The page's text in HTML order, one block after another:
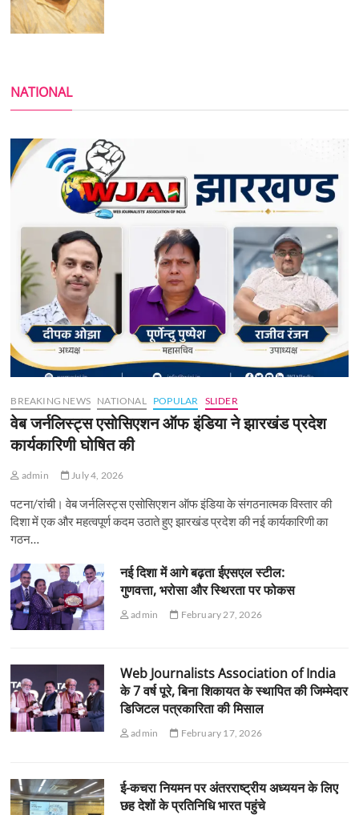
NATIONAL
BREAKING NEWS NATIONAL POPULAR SLIDER
वेब जर्नलिस्ट्स एसोसिएशन ऑफ इंडिया ने झारखंड प्रदेश
कार्यकारिणी घोषित की
admin July 4, 2026
पटना/रांची। वेब जर्नलिस्ट्स एसोसिएशन ऑफ इंडिया के संगठनात्मक विस्तार की
दिशा में एक और महत्वपूर्ण कदम उठाते हुए झारखंड प्रदेश की नई कार्यकारिणी का
गठन…
नई दिशा में आगे बढ़ता ईएसएल स्टील:
गुणवत्ता, भरोसा और स्थिरता पर फोकस
admin February 27, 2026
Web Journalists Association of India
के 7 वर्ष पूरे, बिना शिकायत के स्थापित की जिम्मेदार
डिजिटल पत्रकारिता की मिसाल
admin February 17, 2026
ई-कचरा नियमन पर अंतरराष्ट्रीय अध्ययन के लिए
छह देशों के प्रतिनिधि भारत पहुंचे